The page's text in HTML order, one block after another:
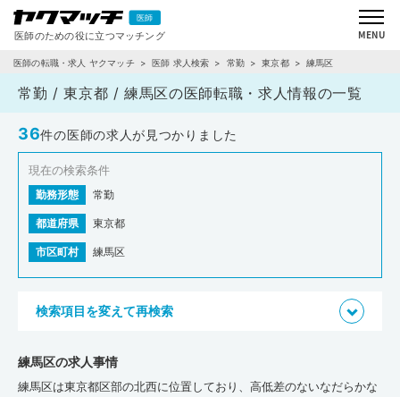
医師の転職・求人 ヤクマッチ 医師 求人検索 常勤 東京都 練馬区
常勤 / 東京都 / 練馬区の医師転職・求人情報の一覧
36件の医師の求人が見つかりました
現在の検索条件
勤務形態 常勤
都道府県 東京都
市区町村 練馬区
検索項目を変えて再検索
練馬区の求人事情
練馬区は東京都区部の北西に位置しており、高低差のないなだらかな